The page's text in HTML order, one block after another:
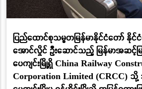
ပြည်ထောင်စုသမ္မတမြန်မာနိုင်ငံတော် နိုင်
အောင်လှိုင် ဦးဆောင်သည့် မြန်မာအဆင့်
ပေကျင်းမြို့ရှိ China Railway
Corporation Limited (CRCC) သို့